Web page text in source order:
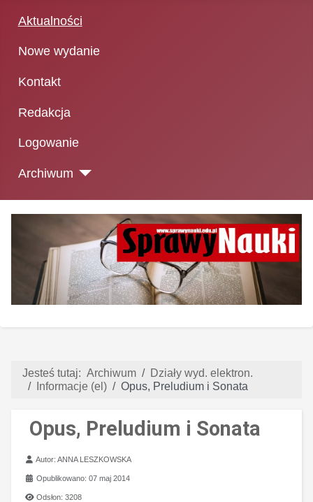
Aktualności
Nowe wydanie
Kontakt
Redakcja
Logowanie
Archiwum
Jesteś tutaj: Archiwum
Działy wyd. elektron.
Informacje (el)
Opus, Preludium i Sonata
Opus, Preludium i Sonata
Szczegóły
Autor:ANNA LESZKOWSKA
Opublikowano: 07 maj 2014
Odsłon: 3208